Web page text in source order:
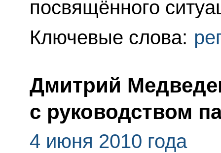
посвящённого
Ключевые слова:
Дмитрий
с руководством
4 июня 2010 года